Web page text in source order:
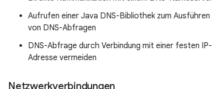
Aufrufen einer Java DNS-Bibliothek zum Ausführen
von DNS-Abfragen
DNS-Abfrage durch Verbindung mit einer festen IP-
Adresse vermeiden
Netzwerkverbindungen